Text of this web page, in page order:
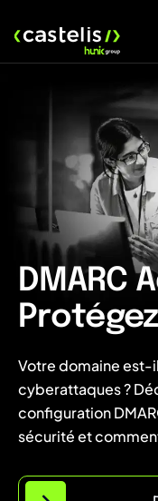
DMARC
Votre domaine est-
cyberattaques ?
configuration
sécurité et